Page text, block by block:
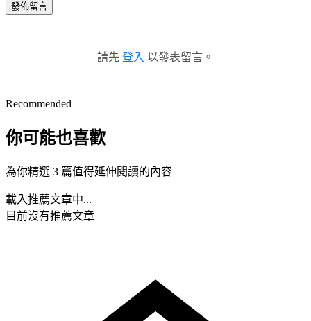
發佈留言
請先 登入 以發表留言。
Recommended
你可能也喜歡
為你精選 3 篇值得延伸閱讀的內容
載入推薦文章中...
目前沒有推薦文章